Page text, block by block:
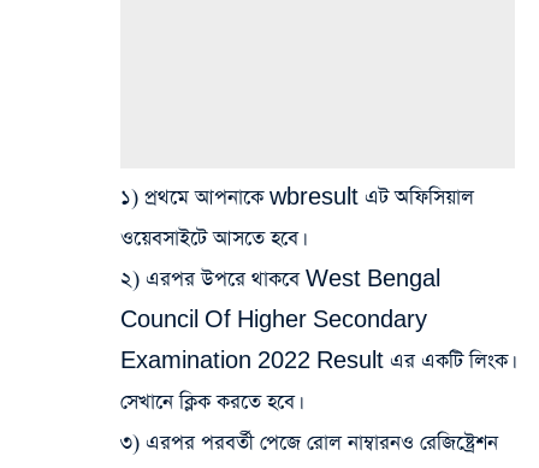
১) প্রথমে আপনাকে wbresult এট অফিসিয়াল
ওয়েবসাইটে আসতে হবে।
২) এরপর উপরে থাকবে West Bengal
Council Of Higher Secondary
Examination 2022 Result এর একটি লিংক।
সেখানে ক্লিক করতে হবে।
৩) এরপর পরবর্তী পেজে রোল নাম্বারনও রেজিষ্ট্রেশন